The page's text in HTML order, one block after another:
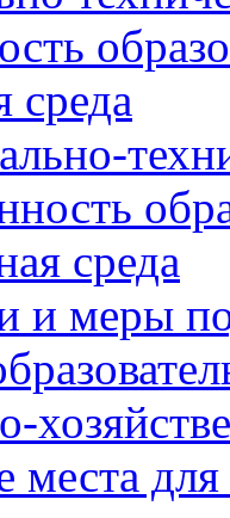
среда
среда
и меры
места